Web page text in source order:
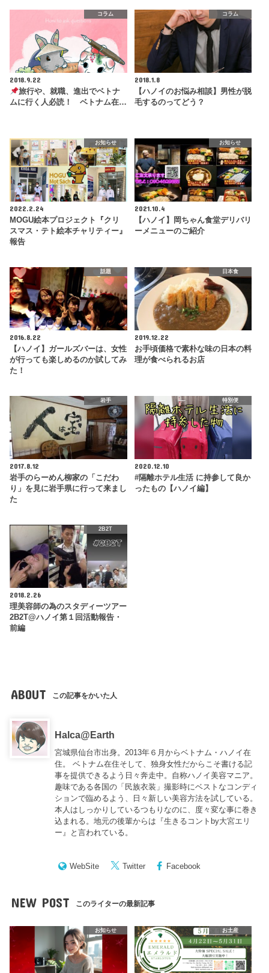
コラム
2018.9.22
旅行や、就職、進出でベトナ
ムに行く人必読！ ベトナム在…
コラム
2018.1.8
【ハノイのお悩み相談】男性が脱
毛するのってどう？
お知らせ
2022.2.24
MOGU絵本プロジェクト『クリ
スマス・テト絵本チャリティー』
報告
お知らせ
2021.10.4
【ハノイ】岡ちゃん食堂デリバリ
ーメニューのご紹介
話題
2016.8.22
【ハノイ】ガールズバーは、女性
が行っても楽しめるのか試してみ
た！
日本食
2019.12.22
お手頃価格で素朴な味の日本の料
理が食べられるお店
岩手
2017.8.12
岩手のらーめん柳家の「こだわ
り」を見に岩手県に行って来まし
た
特別便
2020.12.10
#隔離ホテル生活 に持参して良か
ったもの【ハノイ編】
2B2T
2018.2.26
理美容師の為のスタディーツアー
2B2T@ハノイ第１回活動報告・
前編
ABOUT この記事をかいた人
Halca@Earth
宮城県仙台市出身。2013年６月からベトナム・ハノイ在
住。 ベトナム在住そして、独身女性だからこそ書ける記
事を提供できるよう日々奔走中。自称ハノイ美容マニア。
趣味である各国の「民族衣装」撮影時にベストなコンディ
ションで臨めるよう、日々新しい美容方法を試している。
本人はしっかりしているつもりなのに、度々変な事に巻き
込まれる。地元の後輩からは『生きるコントby大宮エリ
ー 』と言われている。
WebSite Twitter Facebook
NEW POST このライターの最新記事
お知らせ お土産